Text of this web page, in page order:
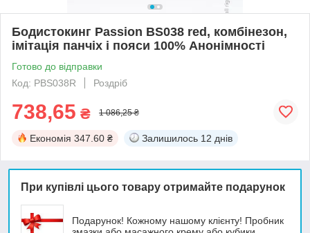
Бодистокинг Passion BS038 red, комбінезон,
імітація панчіх і пояси 100% Анонімності
Готово до відправки
Код: PBS038R
Роздріб
738,65 ₴ 1 086,25 ₴
Економія 347.60 ₴ Залишилось 12 днів
При купівлі цього товару отримайте подарунок
Подарунок! Кожному нашому клієнту! Пробник